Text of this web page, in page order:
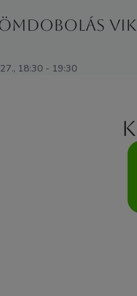
18:30 - 19:30